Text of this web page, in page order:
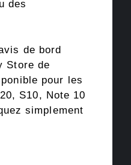
des
de bord
Store de
pour les
S10, Note 10
simplement